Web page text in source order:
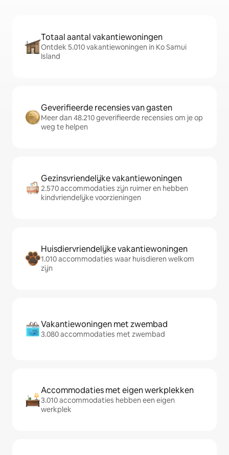
Totaal aantal vakantiewoningen
Ontdek 5.010 vakantiewoningen in Ko Samui
Island
Geverifieerde recensies van gasten
Meer dan 48.210 geverifieerde recensies om je op
weg te helpen
Gezinsvriendelijke vakantiewoningen
2.570 accommodaties zijn ruimer en hebben
kindvriendelijke voorzieningen
Huisdiervriendelijke vakantiewoningen
1.010 accommodaties waar huisdieren welkom
zijn
Vakantiewoningen met zwembad
3.080 accommodaties met zwembad
Accommodaties met eigen werkplekken
3.010 accommodaties hebben een eigen
werkplek